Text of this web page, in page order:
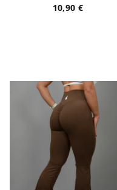
10,90 €